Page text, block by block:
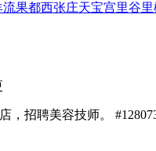
流果都西张庄天宝宫里谷里
，招聘美容技师。